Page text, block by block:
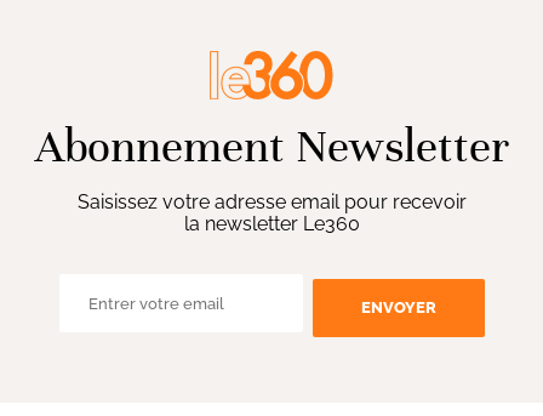
Abonnement Newsletter
Saisissez votre adresse email pour recevoir
la newsletter Le360
ENVOYER